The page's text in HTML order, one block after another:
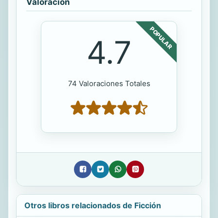
POPULAR
4.7
74 Valoraciones Totales
Otros libros relacionados de Ficción